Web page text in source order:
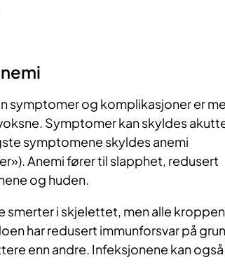
symptomer og komplikasjoner er
Symptomer kan skyldes
symptomene skyldes anemi
Anemi fører til slapphet, redusert
og huden.
smerter i skjelettet, men alle
har redusert immunforsvar på
enn andre. Infeksjonene kan